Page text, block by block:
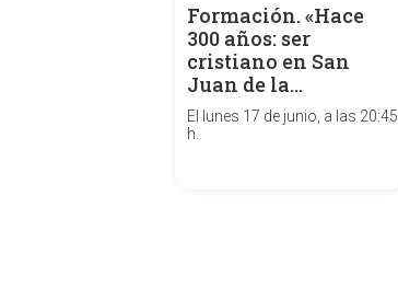
Formación. «Hace
300 años: ser
cristiano en San
Juan de la…
El lunes 17 de junio, a las 20:45
h.